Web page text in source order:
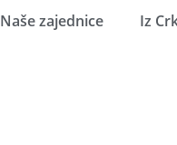
Naše zajednice Iz